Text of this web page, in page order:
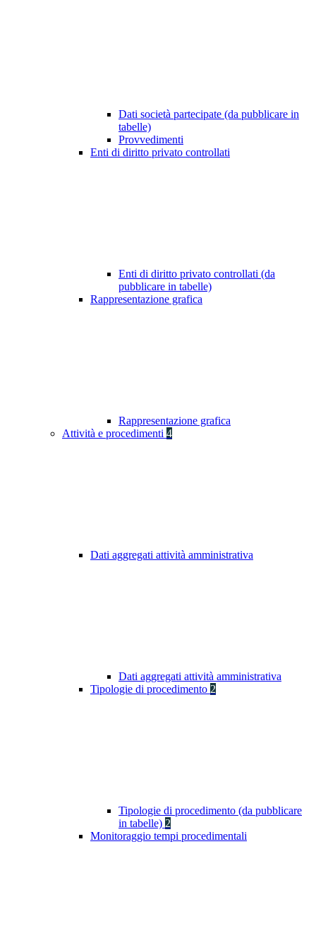
Dati società partecipate (da pubblicare in
tabelle)
Provvedimenti
Enti di diritto privato controllati
Enti di diritto privato controllati (da
pubblicare in tabelle)
Rappresentazione grafica
Rappresentazione grafica
Attività e procedimenti 4
Dati aggregati attività amministrativa
Dati aggregati attività amministrativa
Tipologie di procedimento 2
Tipologie di procedimento (da pubblicare
in tabelle) 2
Monitoraggio tempi procedimentali